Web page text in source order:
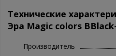
Технические
Эра Magic colors
Производитель